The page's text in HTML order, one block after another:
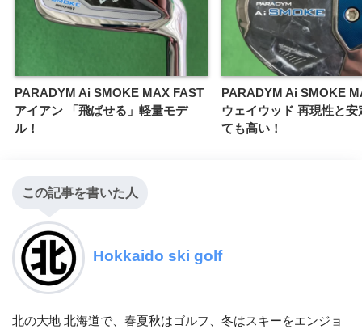
PARADYM Ai SMOKE MAX FAST
アイアン 「飛ばせる」軽量モデ
ル！
PARADYM Ai SMOKE
ウェイウッド 再現性と安
ても高い！
この記事を書いた人
Hokkaido ski golf
北の大地 北海道で、春夏秋はゴルフ、冬はスキーをエンジョ